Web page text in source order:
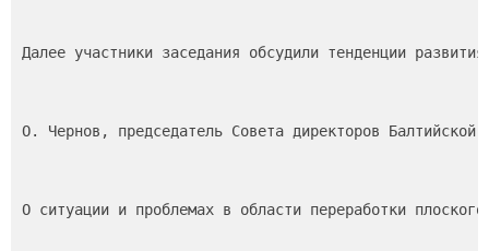
Далее участники заседания обсудили тенденции
О. Чернов, председатель Совета директоров
О ситуации и проблемах в области переработки